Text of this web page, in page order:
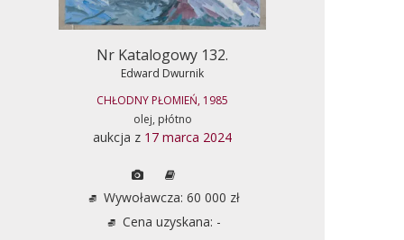
Nr Katalogowy 132.
Edward Dwurnik
CHŁODNY PŁOMIEŃ, 1985
olej, płótno
aukcja z 17 marca 2024
Wywoławcza: 60 000 zł
Cena uzyskana: -